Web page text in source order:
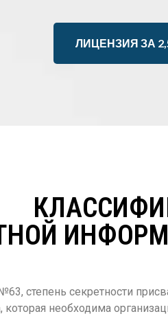
ЛИЦЕНЗИЯ ЗА
степень секретности
которая необходима